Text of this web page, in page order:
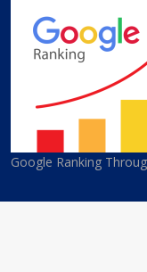
Google Ranking